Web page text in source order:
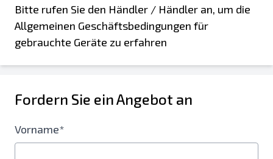
Bitte rufen Sie den Händler / Händler an, um die
Allgemeinen Geschäftsbedingungen für
gebrauchte Geräte zu erfahren
Fordern Sie ein Angebot an
Vorname*